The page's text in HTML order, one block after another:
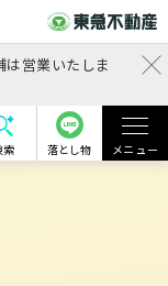
は営業いたしま
索 落とし物 メニュー